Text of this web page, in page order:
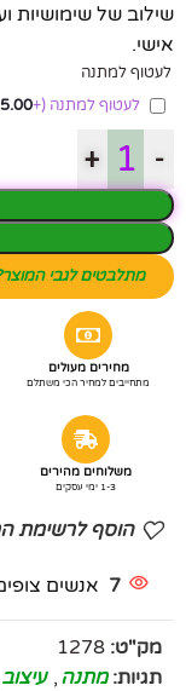
שילוב של שימושיות
אישי.
לעטוף למתנה
לעטוף למתנה (+
5.00
-
+
מתלבטים לגבי
מחירים מעולים
מתחייבים למחיר הכי משתלם
משלוחים מהירים
1-3 ימי עסקים
הוסף לרשימת
7 אנשים
מק"ט: 1278
תגיות: מתנה , עיצוב